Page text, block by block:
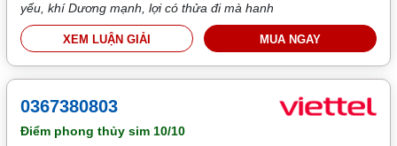
yếu, khí Dương mạnh, lợi có thửa đi mà hanh
XEM LUẬN GIẢI MUA NGAY
0367380803
Điểm phong thủy sim 10/10